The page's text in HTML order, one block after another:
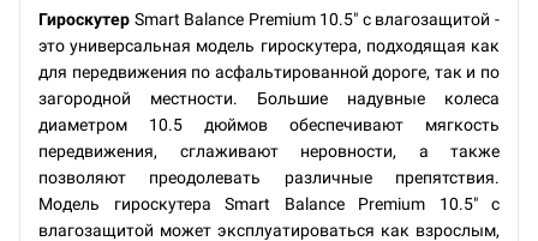
Гироскутер Smart Balance Premium 10.5" с влагозащитой -
это универсальная модель гироскутера, подходящая как
для передвижения по асфальтированной дороге, так и по
загородной местности. Большие надувные колеса
диаметром 10.5 дюймов обеспечивают мягкость
передвижения, сглаживают неровности, а также
позволяют преодолевать различные препятствия.
Модель гироскутера Smart Balance Premium 10.5" с
влагозащитой может эксплуатироваться как взрослым,